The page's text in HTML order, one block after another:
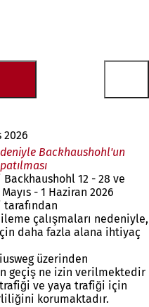
2026
Backhaushohl'un
12 - 28 ve
- 1 Haziran 2026
çalışmaları nedeniyle,
daha fazla alana ihtiyaç
üzerinden
geçiş ne izin verilmektedir
ve yaya trafiği için
korumaktadır.